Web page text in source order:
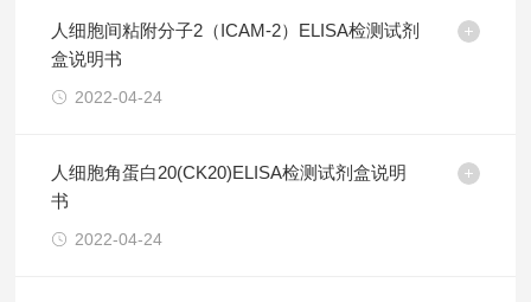
人细胞间粘附分子2（ICAM-2）ELISA检测试剂
盒说明书
2022-04-24
人细胞角蛋白20(CK20)ELISA检测试剂盒说明
书
2022-04-24